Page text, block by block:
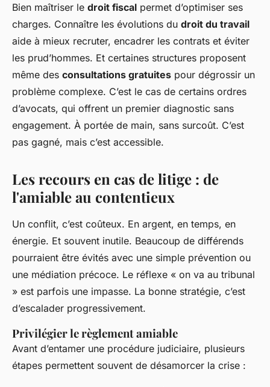
Bien maîtriser le droit fiscal permet d’optimiser ses
charges. Connaître les évolutions du droit du travail
aide à mieux recruter, encadrer les contrats et éviter
les prud’hommes. Et certaines structures proposent
même des consultations gratuites pour dégrossir un
problème complexe. C’est le cas de certains ordres
d’avocats, qui offrent un premier diagnostic sans
engagement. À portée de main, sans surcoût. C’est
pas gagné, mais c’est accessible.
Les recours en cas de litige : de
l'amiable au contentieux
Un conflit, c’est coûteux. En argent, en temps, en
énergie. Et souvent inutile. Beaucoup de différends
pourraient être évités avec une simple prévention ou
une médiation précoce. Le réflexe « on va au tribunal
» est parfois une impasse. La bonne stratégie, c’est
d’escalader progressivement.
Privilégier le règlement amiable
Avant d’entamer une procédure judiciaire, plusieurs
étapes permettent souvent de désamorcer la crise :